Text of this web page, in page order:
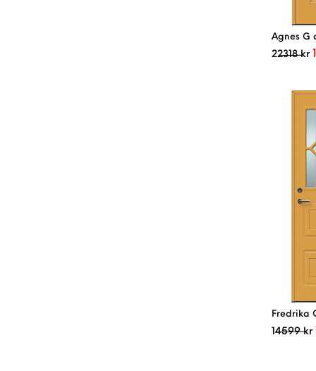
Agnes G
22318kr
Fredrika
14599kr